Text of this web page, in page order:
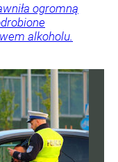
ogromną
alkoholu.